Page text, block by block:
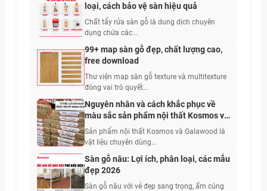
loại, cách bảo vệ sàn hiệu quả
Chất tẩy rửa sàn gỗ là dung dịch chuyên
dụng chứa các...
99+ map sàn gỗ đẹp, chất lượng cao,
free download
Thư viện map sàn gỗ texture và multitexture
đóng vai trò quyết...
Nguyên nhân và cách khắc phục về
màu sắc sản phẩm nội thất Kosmos và
Galawood
Sản phẩm nội thất Kosmos và Galawood là
vật liệu chuyên dùng...
Sàn gỗ nâu: Lợi ích, phân loại, các mẫu
đẹp 2026
Sàn gỗ nâu với vẻ đẹp sang trọng, ấm cúng